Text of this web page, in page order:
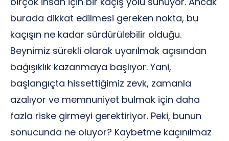
burada dikkat edilmesi gereken nokta, bu
kaçışın ne kadar sürdürülebilir olduğu.
Beynimiz sürekli olarak uyarılmak açısından
bağışıklık kazanmaya başlıyor. Yani,
başlangıçta hissettiğimiz zevk, zamanla
azalıyor ve memnuniyet bulmak için daha
fazla riske girmeyi gerektiriyor. Peki, bunun
sonucunda ne oluyor? Kaybetme kaçınılmaz